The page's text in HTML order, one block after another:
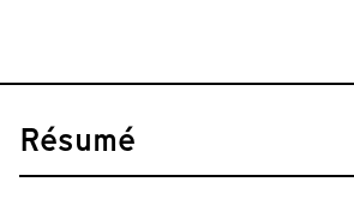
Résumé